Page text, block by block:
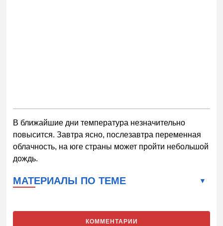
В ближайшие дни температура незначительно
повысится. Завтра ясно, послезавтра переменная
облачность, на юге страны может пройти небольшой
дождь.
МАТЕРИАЛЫ ПО ТЕМЕ
КОММЕНТАРИИ